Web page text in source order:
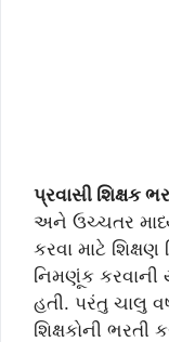
પ્રવાસી શિક્ષક
અને ઉચ્ચતર
કરવા માટે શિક્ષણ
નિમણૂંક
હતી. પરંતુ ચાલુ
શિક્ષકોની ભરતી